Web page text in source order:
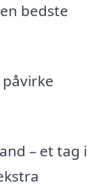
bedste
– et tag i